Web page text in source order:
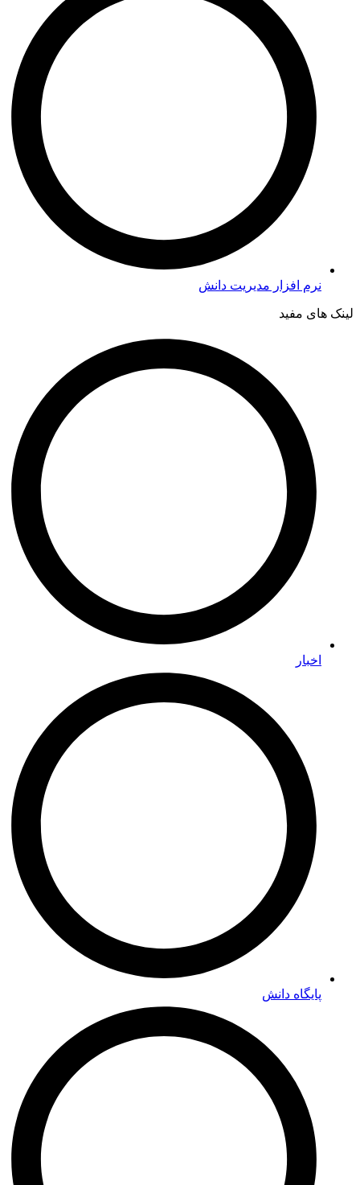
نرم افزار مدیریت دانش
لینک های مفید
اخبار
پایگاه دانش